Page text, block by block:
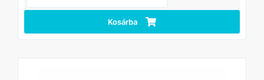
• 1/2”, 3/4” csapméretekhez
• Gyorscsatlakozó kompatibilis kialakítás
• Egyszerű és gyors felszerelés
• Stabil, szivárgásmentes kapcsolat
• UV- és időjárásálló kialakítás
Kosárba